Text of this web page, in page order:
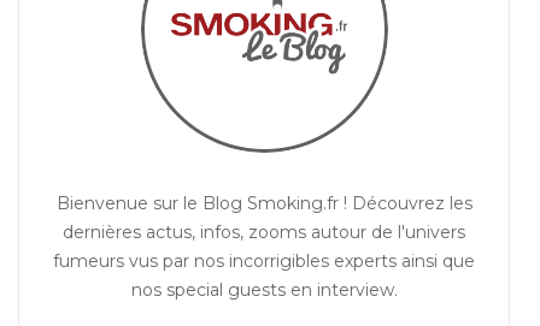
Bienvenue sur le Blog Smoking.fr ! Découvrez les
dernières actus, infos, zooms autour de l'univers
fumeurs vus par nos incorrigibles experts ainsi que
nos special guests en interview.